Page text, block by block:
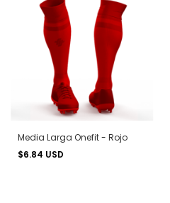
Media Larga Onefit - Rojo
$6.84 USD